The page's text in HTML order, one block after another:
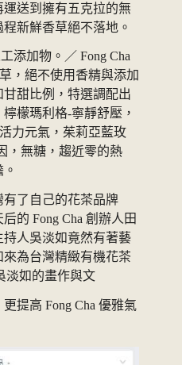
送到擁有五克拉的無
新鮮香草絕不落地。
添加物。／ Fong Cha
，絕不使用香精與添加
甜比例，特選調配出
檬瑪利格-寧靜舒壓，
力元氣，茱莉亞藍玫
，無糖，趨近零的熱
了自己的花茶品牌
的 Fong Cha 創辦人田
人吳淡如竟然有著藝
為台灣精緻有機花茶
淡如的畫作與文
提高 Fong Cha 優雅氣